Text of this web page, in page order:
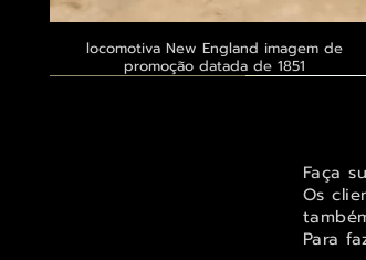
Visualização rápida
locomotiva New England imagem de
promoção datada de 1851
Faça
Os
Para